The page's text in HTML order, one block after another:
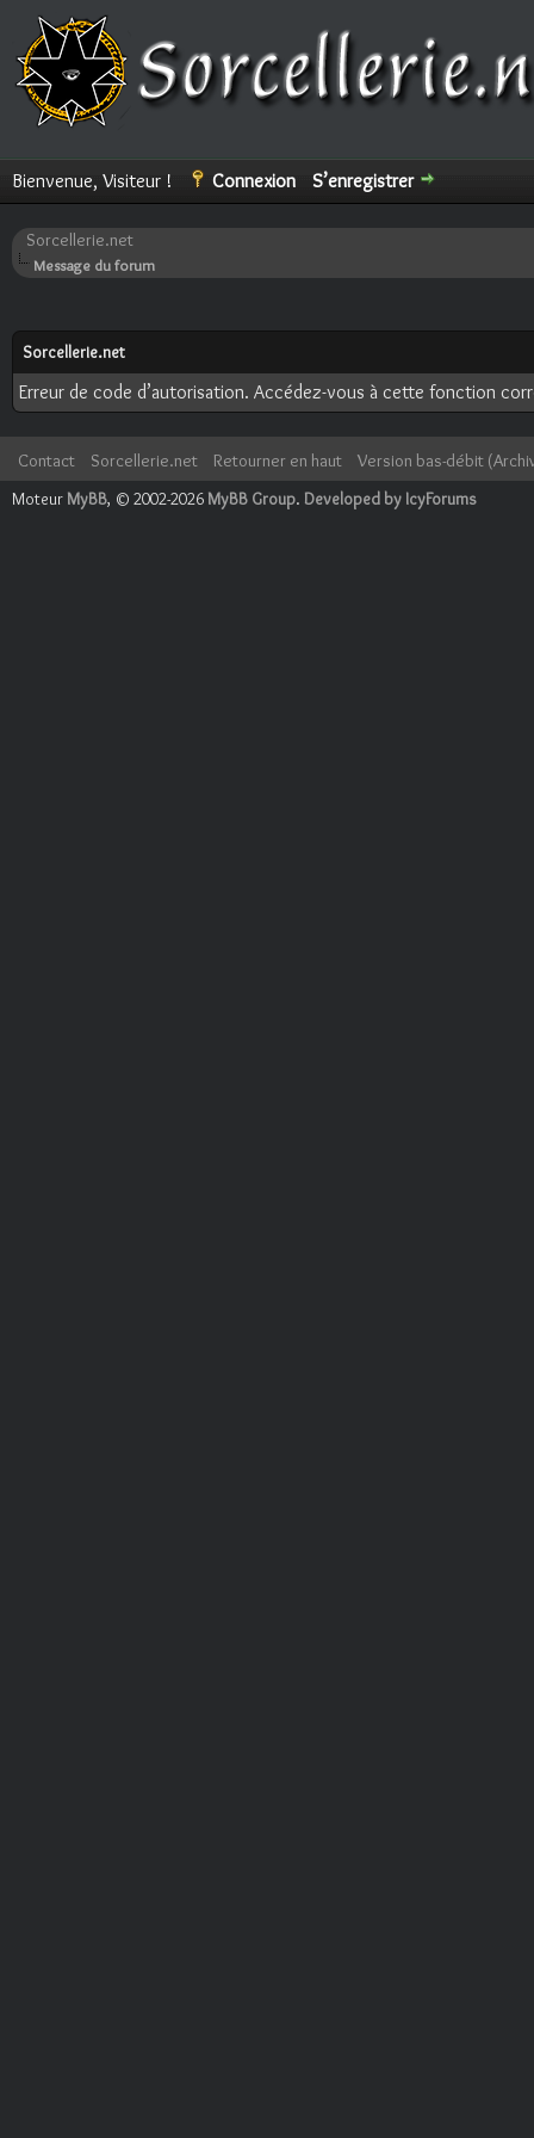
Bienvenue, Visiteur ! Connexion S’enregistrer
Sorcellerie.net
Message du forum
Sorcellerie.net
Erreur de code d’autorisation. Accédez-vous à cette fonction
Contact Sorcellerie.net Retourner en haut
Version bas-débit
Moteur MyBB, © 2002-2026 MyBB Group. Developed by IcyForums